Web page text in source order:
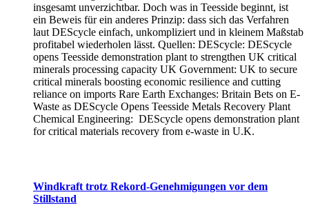
insgesamt unverzichtbar. Doch was in Teesside beginnt, ist
ein Beweis für ein anderes Prinzip: dass sich das Verfahren
laut DEScycle einfach, unkompliziert und in kleinem Maßstab
profitabel wiederholen lässt. Quellen: DEScycle: DEScycle
opens Teesside demonstration plant to strengthen UK critical
minerals processing capacity UK Government: UK to secure
critical minerals boosting economic resilience and cutting
reliance on imports Rare Earth Exchanges: Britain Bets on E-
Waste as DEScycle Opens Teesside Metals Recovery Plant
Chemical Engineering: DEScycle opens demonstration plant
for critical materials recovery from e-waste in U.K.
Windkraft trotz Rekord-Genehmigungen vor dem
Stillstand